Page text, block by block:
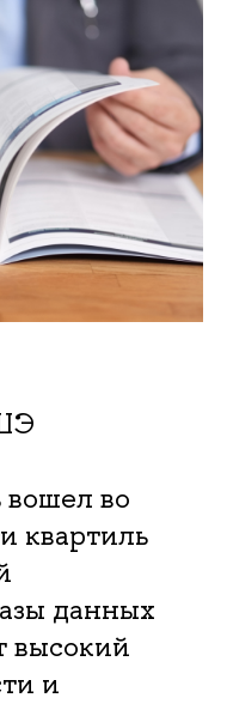
вошел во
квартиль
данных
высокий
и